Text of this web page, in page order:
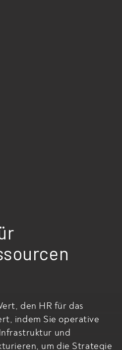
den HR für das
indem Sie operative
und
um die Strategie